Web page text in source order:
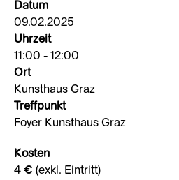
Datum
09.02.2025
Uhrzeit
11:00 - 12:00
Ort
Kunsthaus Graz
Treffpunkt
Foyer Kunsthaus Graz
Kosten
4 € (exkl. Eintritt)